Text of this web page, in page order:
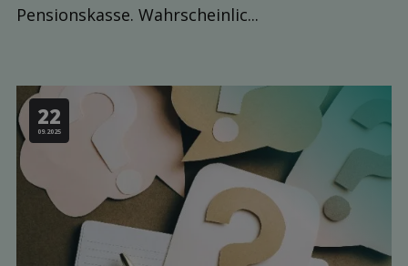
Pensionskasse. Wahrscheinlic...
22
09.2025